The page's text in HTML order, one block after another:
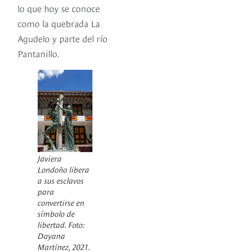
lo que hoy se conoce
como la quebrada La
Agudelo y parte del río
Pantanillo.
Javiera
Londoño libera
a sus esclavos
para
convertirse en
símbolo de
libertad. Foto:
Dayana
Martínez, 2021.